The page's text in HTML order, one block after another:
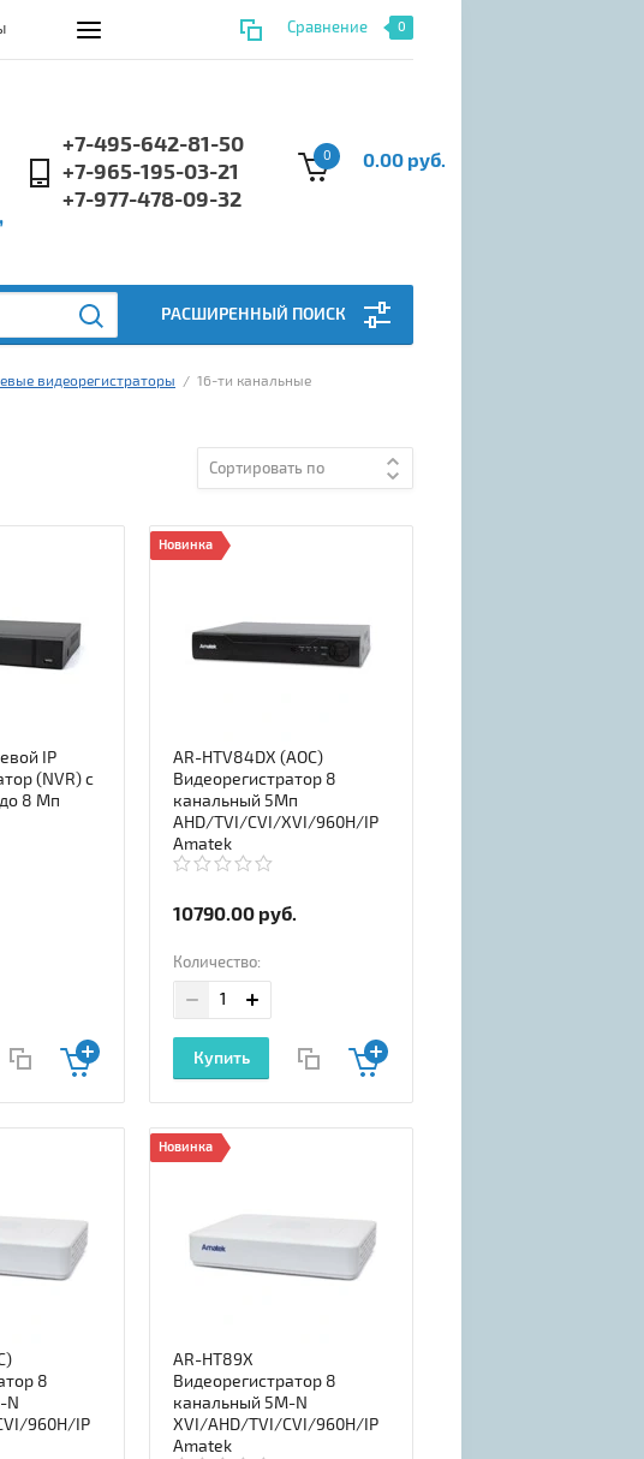
Сравнение 0
+7-495-642-81-50
+7-965-195-03-21
+7-977-478-09-32
0 0.00 руб.
РАСШИРЕННЫЙ ПОИСК
видеорегистраторы
  /  16-ти канальные
Сортировать по
IP
(NVR) с
8 Мп
Новинка
AR-HTV84DX (AOC)
Видеорегистратор 8
канальный 5Мп
AHD/TVI/CVI/XVI/960H/IP
Amatek
10790.00 руб.
Количество:
Купить
8
N
960H/IP
Новинка
AR-HT89X
Видеорегистратор 8
канальный 5M-N
XVI/AHD/TVI/CVI/960H/IP
Amatek